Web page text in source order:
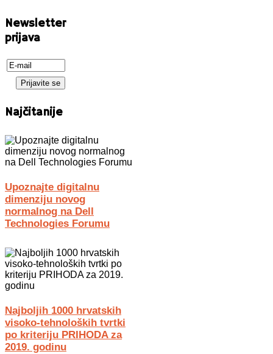
Newsletter
prijava
Najčitanije
Upoznajte digitalnu
dimenziju novog
normalnog na Dell
Technologies Forumu
Najboljih 1000 hrvatskih
visoko-tehnoloških tvrtki
po kriteriju PRIHODA za
2019. godinu